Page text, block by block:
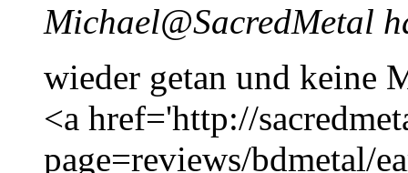
Michael@SacredMetal
wieder getan und keine
<a href='http://
page=reviews/bdmetal/